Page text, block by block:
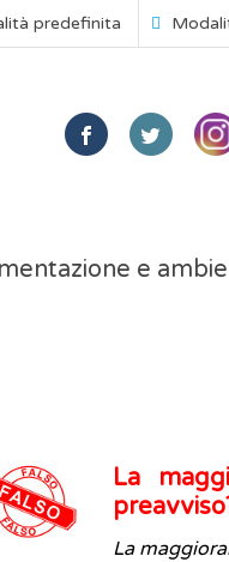
predefinita
e
La
La